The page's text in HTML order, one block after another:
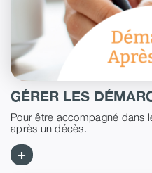
GÉRER LES
Pour être accompagné dans
après un décès.
+